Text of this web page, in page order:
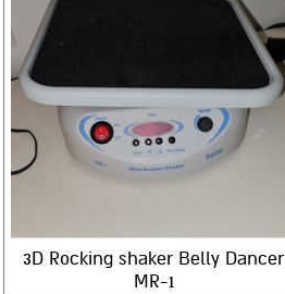
3D Rocking shaker Belly Dancer
MR-1